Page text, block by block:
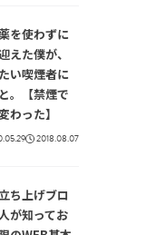
を使わずに
えた僕が、
い喫煙者に
。【禁煙で
わった】
2018.08.07
ち上げブロ
が知ってお